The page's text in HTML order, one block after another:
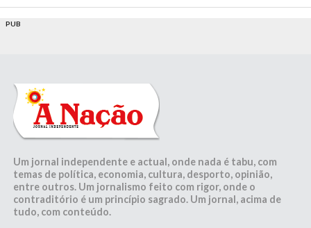
PUB
Um jornal independente e actual, onde nada é tabu, com
temas de política, economia, cultura, desporto, opinião,
entre outros. Um jornalismo feito com rigor, onde o
contraditório é um princípio sagrado. Um jornal, acima de
tudo, com conteúdo.